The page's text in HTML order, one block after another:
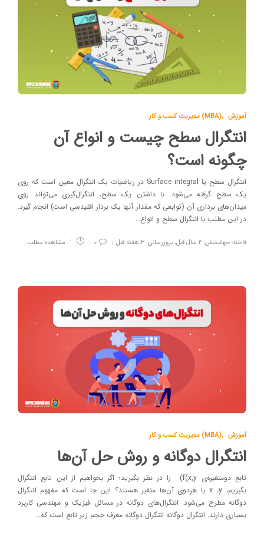
مدیریت کسب و کار (MBA), آموزش
انتگرال سطح چیست و انواع آن
چگونه است؟
انتگرال سطح یا Surface integral در ریاضیات یک انتگرال معین است که روی
یک سطح گرفته می‌شود. با داشتن یک سطح، انتگرال‌گیری می‌تواند روی
میدان‌های برداری آن (توابعی که مقدار آنها یک بردار اقلیدسی است) انجام گیرد.
در این مطلب با انتگرال سطح و انواع…
فاخته جهانبخش,۲ سال قبل، بروزرسانی: ۳ هفته قبل ۰ مشاهده مطلب
مدیریت کسب و کار (MBA), آموزش
انتگرال دوگانه و روش حل آن‌ها
تابع دومتغیره‌ی f(x,y) را در نظر بگیرید؛ اگر بخواهیم از این تابع انتگرال
بگیریم، x ،y یا هردوی آن‌ها متغیر هستند؟ این جا است که مفهوم انتگرال
دوگانه مطرح می‌شود. انتگرال‌های دوگانه در مسائل فیزیک و مهندسی کاربرد
بسیاری دارند. انتگرال دوگانه انتگرال دوگانه معرف حجم زیر تابع است که…